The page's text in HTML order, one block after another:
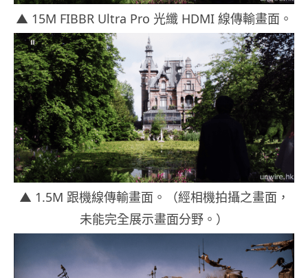
▲ 15M FIBBR Ultra Pro 光纖 HDMI 線傳輸畫面。
▲ 1.5M 跟機線傳輸畫面。（經相機拍攝之畫面，
未能完全展示畫面分野。）